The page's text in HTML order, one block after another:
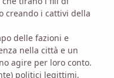
creando i cattivi della
delle fazioni e
nella città e un
agire per loro conto.
politici legittimi,